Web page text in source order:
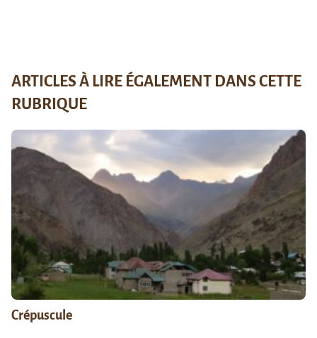
ARTICLES À LIRE ÉGALEMENT DANS CETTE
RUBRIQUE
Crépuscule